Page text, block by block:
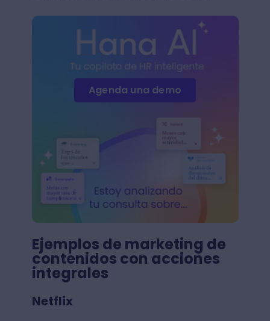
Agenda una demo
Ejemplos de marketing de
contenidos con acciones
integrales
Netflix